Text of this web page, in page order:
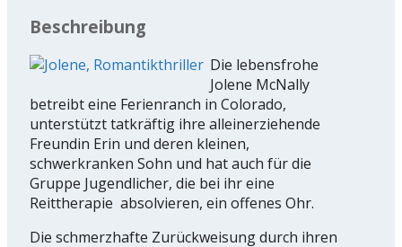
Beschreibung
Die lebensfrohe
Jolene McNally
betreibt eine Ferienranch in Colorado,
unterstützt tatkräftig ihre alleinerziehende
Freundin Erin und deren kleinen,
schwerkranken Sohn und hat auch für die
Gruppe Jugendlicher, die bei ihr eine
Reittherapie absolvieren, ein offenes Ohr.
Die schmerzhafte Zurückweisung durch ihren